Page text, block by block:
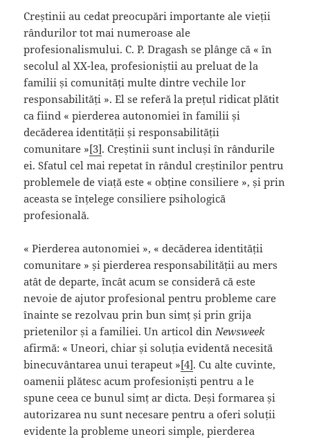
Creștinii au cedat preocupări importante ale vieții
rândurilor tot mai numeroase ale
profesionalismului. C. P. Dragash se plânge că « în
secolul al XX-lea, profesioniștii au preluat de la
familii și comunități multe dintre vechile lor
responsabilități ». El se referă la prețul ridicat plătit
ca fiind « pierderea autonomiei în familii și
decăderea identității și responsabilității
comunitare »[3]. Creștinii sunt incluși în rândurile
ei. Sfatul cel mai repetat în rândul creștinilor pentru
problemele de viață este « obține consiliere », și prin
aceasta se înțelege consiliere psihologică
profesională.
« Pierderea autonomiei », « decăderea identității
comunitare » și pierderea responsabilității au mers
atât de departe, încât acum se consideră că este
nevoie de ajutor profesional pentru probleme care
înainte se rezolvau prin bun simț și prin grija
prietenilor și a familiei. Un articol dinNewsweek
afirmă: « Uneori, chiar și soluția evidentă necesită
binecuvântarea unui terapeut »[4]. Cu alte cuvinte,
oamenii plătesc acum profesioniști pentru a le
spune ceea ce bunul simț ar dicta. Deși formarea și
autorizarea nu sunt necesare pentru a oferi soluții
evidente la probleme uneori simple, pierderea